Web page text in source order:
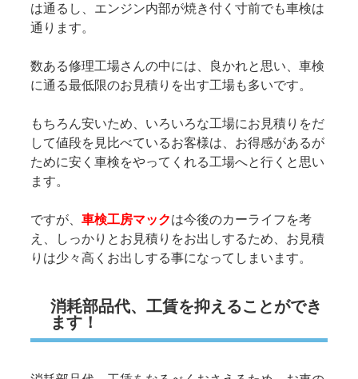
は通るし、エンジン内部が焼き付く寸前でも車検は
通ります。
数ある修理工場さんの中には、良かれと思い、車検
に通る最低限のお見積りを出す工場も多いです。
もちろん安いため、いろいろな工場にお見積りをだ
して値段を見比べているお客様は、お得感があるが
ために安く車検をやってくれる工場へと行くと思い
ます。
ですが、車検工房マックは今後のカーライフを考
え、しっかりとお見積りをお出しするため、お見積
りは少々高くお出しする事になってしまいます。
消耗部品代、工賃を抑えることができ
ます！